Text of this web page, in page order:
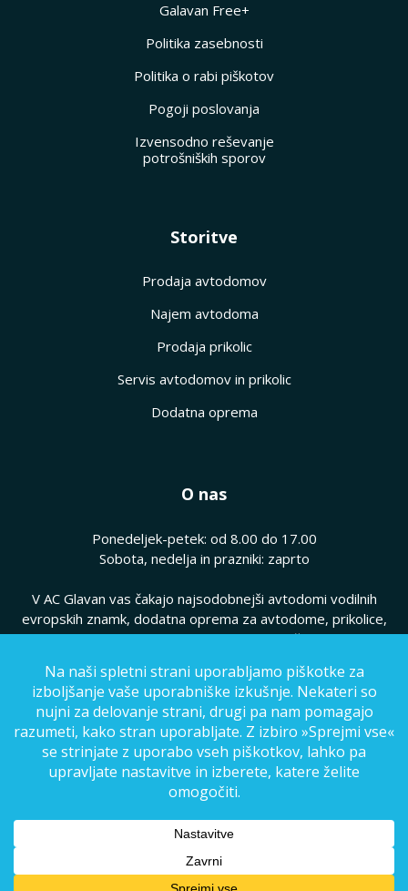
Galavan Free+
Politika zasebnosti
Politika o rabi piškotov
Pogoji poslovanja
Izvensodno reševanje
potrošniških sporov
Storitve
Prodaja avtodomov
Najem avtodoma
Prodaja prikolic
Servis avtodomov in prikolic
Dodatna oprema
O nas
Ponedeljek-petek: od 8.00 do 17.00
Sobota, nedelja in prazniki: zaprto
V AC Glavan vas čakajo najsodobnejši avtodomi vodilnih
evropskih znamk, dodatna oprema za avtodome, prikolice,
hkrati pa vam ponujamo kvaliteten servis vaših avtodomov.
© Copyright 2025, AC Glavan
Pogoji poslovanja|Politika zasebnosti